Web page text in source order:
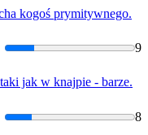
kogoś prymitywnego.
9
jak w knajpie - barze.
8